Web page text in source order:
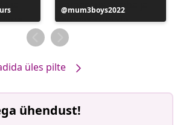
Postitus
avaldatud
mum3boys2022
üles pilte
ühendust!